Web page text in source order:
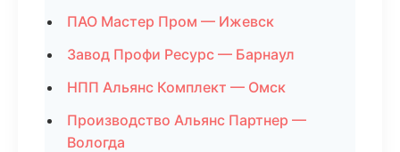
ПАО Мастер Пром — Ижевск
Завод Профи Ресурс — Барнаул
НПП Альянс Комплект — Омск
Производство Альянс Партнер —
Вологда